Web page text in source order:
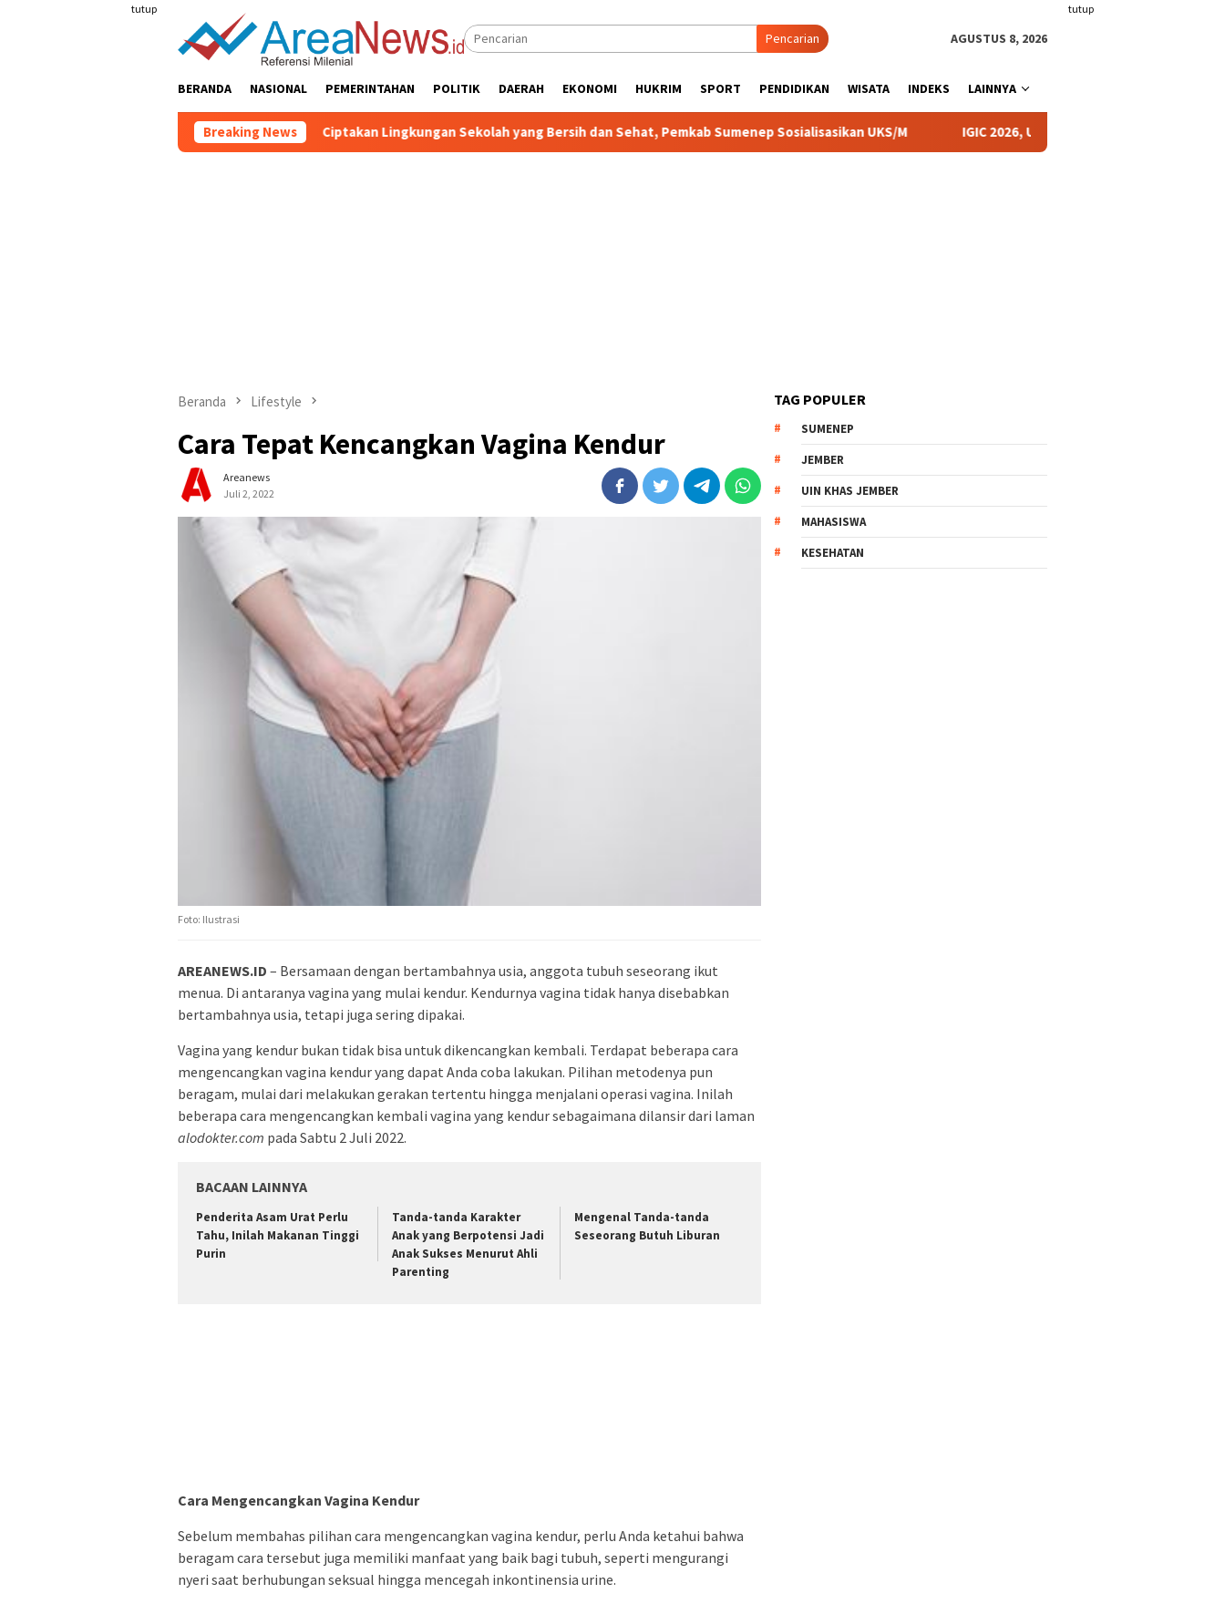
tutup tutup
Pencarian AGUSTUS 8, 2026
BERANDA NASIONAL PEMERINTAHAN POLITIK DAERAH EKONOMI HUKRIM SPORT PENDIDIKAN WISATA INDEKS LAINNYA
Breaking News
Ciptakan Lingkungan Sekolah yang Bersih dan Sehat, Pemkab Sumenep Sosialisasikan UKS/M IGIC 2026, UIN KHAS Mendukung Upaya Membangun
Beranda Lifestyle
Cara Tepat Kencangkan Vagina Kendur
Areanews
Juli 2, 2022
Foto: Ilustrasi
AREANEWS.ID – Bersamaan dengan bertambahnya usia, anggota tubuh seseorang ikut
menua. Di antaranya vagina yang mulai kendur. Kendurnya vagina tidak hanya disebabkan
bertambahnya usia, tetapi juga sering dipakai.
Vagina yang kendur bukan tidak bisa untuk dikencangkan kembali. Terdapat beberapa cara
mengencangkan vagina kendur yang dapat Anda coba lakukan. Pilihan metodenya pun
beragam, mulai dari melakukan gerakan tertentu hingga menjalani operasi vagina. Inilah
beberapa cara mengencangkan kembali vagina yang kendur sebagaimana dilansir dari laman
alodokter.com pada Sabtu 2 Juli 2022.
BACAAN LAINNYA
Penderita Asam Urat Perlu
Tahu, Inilah Makanan Tinggi
Purin
Tanda-tanda Karakter
Anak yang Berpotensi Jadi
Anak Sukses Menurut Ahli
Parenting
Mengenal Tanda-tanda
Seseorang Butuh Liburan
Cara Mengencangkan Vagina Kendur
Sebelum membahas pilihan cara mengencangkan vagina kendur, perlu Anda ketahui bahwa
beragam cara tersebut juga memiliki manfaat yang baik bagi tubuh, seperti mengurangi
nyeri saat berhubungan seksual hingga mencegah inkontinensia urine.
TAG POPULER
SUMENEP
JEMBER
UIN KHAS JEMBER
MAHASISWA
KESEHATAN